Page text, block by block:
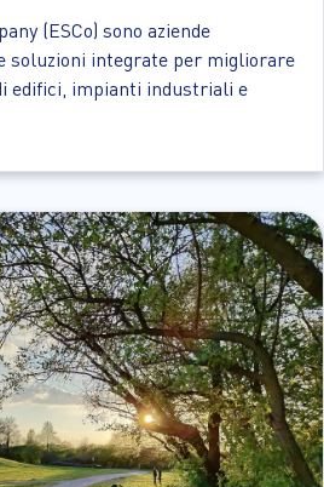
(ESCo) sono aziende
soluzioni integrate per migliorare
edifici, impianti industriali e